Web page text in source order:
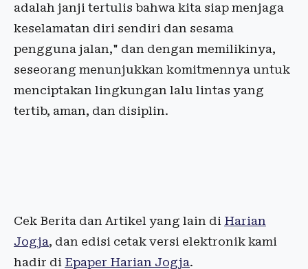
adalah janji tertulis bahwa kita siap menjaga
keselamatan diri sendiri dan sesama
pengguna jalan," dan dengan memilikinya,
seseorang menunjukkan komitmennya untuk
menciptakan lingkungan lalu lintas yang
tertib, aman, dan disiplin.
Cek Berita dan Artikel yang lain di Harian
Jogja, dan edisi cetak versi elektronik kami
hadir di Epaper Harian Jogja.